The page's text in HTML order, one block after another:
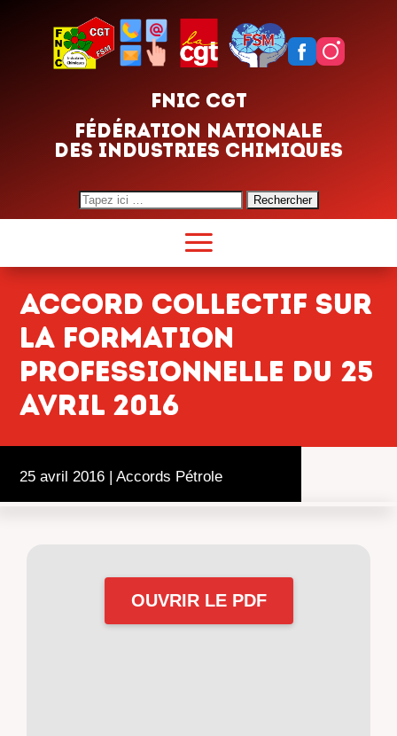
FNIC CGT
FÉDÉRATION NATIONALE
DES INDUSTRIES CHIMIQUES
Search
for:
Accord collectif sur
la formation
professionnelle du 25
avril 2016
25 avril 2016 | Accords Pétrole
OUVRIR LE PDF